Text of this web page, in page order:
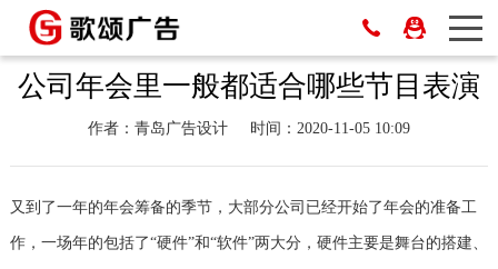
公司年会里一般都适合哪些节目表演
作者：青岛广告设计 时间：2020-11-05 10:09
又到了一年的年会筹备的季节，大部分公司已经开始了年会的准备工
作，一场年的包括了“硬件”和“软件”两大分，硬件主要是舞台的搭建、